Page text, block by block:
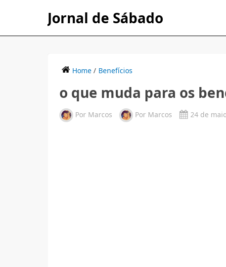
Jornal de Sábado
Home / Benefícios
o que muda para os
Por Marcos Por Marcos 24 de